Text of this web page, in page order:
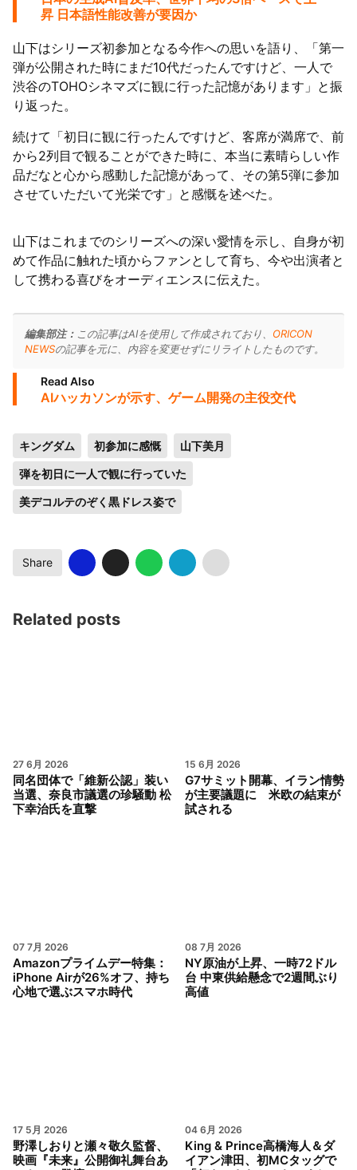
昇 日本語性能改善が要因か
山下はシリーズ初参加となる今作への思いを語り、「第一
弾が公開された時にまだ10代だったんですけど、一人で
渋谷のTOHOシネマズに観に行った記憶があります」と振
り返った。
続けて「初日に観に行ったんですけど、客席が満席で、前
から2列目で観ることができた時に、本当に素晴らしい作
品だなと心から感動した記憶があって、その第5弾に参加
させていただいて光栄です」と感慨を述べた。
山下はこれまでのシリーズへの深い愛情を示し、自身が初
めて作品に触れた頃からファンとして育ち、今や出演者と
して携わる喜びをオーディエンスに伝えた。
編集部注： この記事はAIを使用して作成されており、 ORICON
NEWSの記事を元に、内容を変更せずにリライトしたものです。
Read Also
AIハッカソンが示す、ゲーム開発の主役交代
キングダム 初参加に感慨 山下美月
弾を初日に一人で観に行っていた
美デコルテのぞく黒ドレス姿で
Share
Related posts
27 6月 2026
同名団体で「維新公認」装い
当選、奈良市議選の珍騒動 松
下幸治氏を直撃
15 6月 2026
G7サミット開幕、イラン情勢
が主要議題に 米欧の結束が
試される
07 7月 2026
Amazonプライムデー特集：
iPhone Airが26%オフ、持ち
心地で選ぶスマホ時代
08 7月 2026
NY原油が上昇、一時72ドル
台 中東供給懸念で2週間ぶり
高値
17 5月 2026
野澤しおりと瀬々敬久監督、
映画『未来』公開御礼舞台あ
04 6月 2026
King & Prince高橋海人＆ダ
イアン津田、初MCタッグで